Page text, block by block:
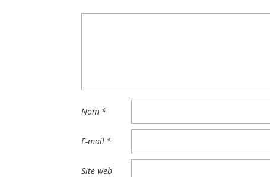
Nom *
E-mail *
Site web